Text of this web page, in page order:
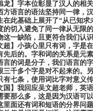
龙】 字本位彰显了汉人的相
方语言的语法坚持同一律，
在此基础上展开了“从已知求
的切入避免了同一律从无限的
这一缺陷，且更符合我们认
超 】 小孩心里只有词，字是
先后的。字和词的关系是元
言的词是分子，我们语言的
三千多个字是对不起来的。
有七条，使用词比字对意义
国 】 我回应吴文超老师，英语
要那么多，这是因为汉语可
里面还有词和短语的分界问